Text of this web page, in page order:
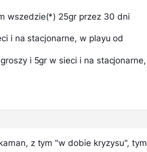
wszedzie(*) 25gr przez 30 dni
i na stacjonarne, w playu od
i 5gr w sieci i na stacjonarne,
z tym "w dobie kryzysu", tym